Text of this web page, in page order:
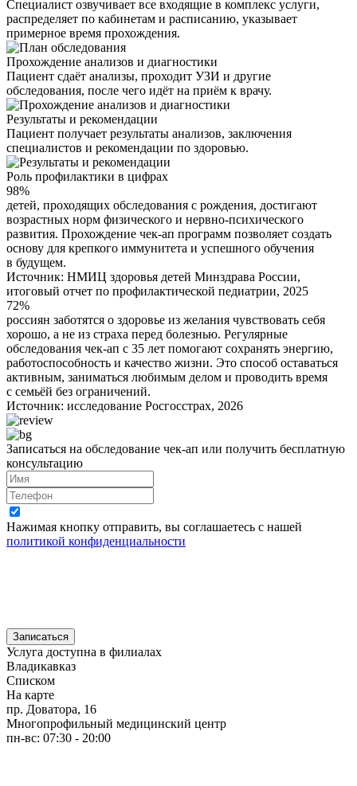
Специалист озвучивает все входящие в комплекс услуги,
распределяет по кабинетам и расписанию, указывает
примерное время прохождения.
Прохождение анализов и диагностики
Пациент сдаёт анализы, проходит УЗИ и другие
обследования, после чего идёт на приём к врачу.
Результаты и рекомендации
Пациент получает результаты анализов, заключения
специалистов и рекомендации по здоровью.
Роль профилактики в цифрах
98%
детей, проходящих обследования с рождения, достигают
возрастных норм физического и нервно-психического
развития. Прохождение чек-ап программ позволяет создать
основу для крепкого иммунитета и успешного обучения
в будущем.
Источник: НМИЦ здоровья детей Минздрава России,
итоговый отчет по профилактической педиатрии, 2025
72%
россиян заботятся о здоровье из желания чувствовать себя
хорошо, а не из страха перед болезнью. Регулярные
обследования чек-ап с 35 лет помогают сохранять энергию,
работоспособность и качество жизни. Это способ оставаться
активным, заниматься любимым делом и проводить время
с семьёй без ограничений.
Источник: исследование Росгосстрах, 2026
Записаться на обследование чек-ап или получить бесплатную
консультацию
Нажимая кнопку отправить, вы соглашаетесь с нашей
политикой конфиденциальности
Записаться
Услуга доступна в филиалах
Владикавказ
Списком
На карте
пр. Доватора, 16
Многопрофильный медицинский центр
пн-вс: 07:30 - 20:00